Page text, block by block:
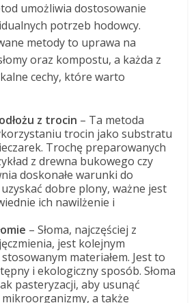
umożliwia dostosowanie
potrzeb hodowcy.
metody to uprawa na
oraz kompostu, a każda z
cechy, które warto
z trocin – Ta metoda
trocin jako substratu
Trochę preparowanych
z drewna bukowego czy
doskonałe warunki do
dobre plony, ważne jest
ich nawilżenie i
– Słoma, najczęściej z
jest kolejnym
materiałem. Jest to
i ekologiczny sposób. Słoma
pasteryzacji, aby usunąć
a także